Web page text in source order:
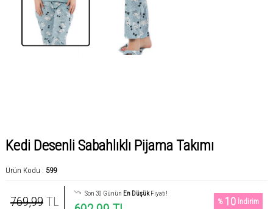
Kedi Desenli Sabahlıklı Pijama Takımı
Ürün Kodu : 599
769,99 TL
Son 30 Günün En DüşükFiyatı!
%10 İndirim